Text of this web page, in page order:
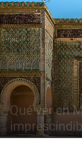
Destinos
Qué ver en